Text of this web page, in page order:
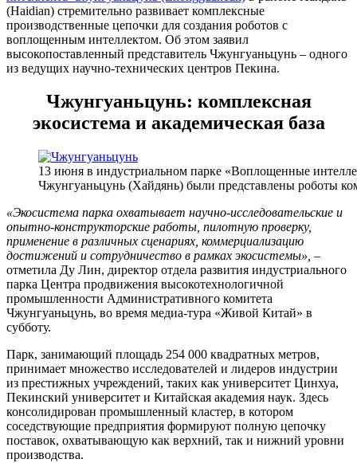
(Haidian) стремительно развивает комплексные
производственные цепочки для создания роботов с
воплощенным интеллектом. Об этом заявил
высокопоставленный представитель Чжунгуаньцунь – одного
из ведущих научно-технических центров Пекина.
Чжунгуаньцунь: комплексная
экосистема и академическая база
13 июня в индустриальном парке «Воплощенные
Чжунгуаньцунь (Хайдянь) были представлены роботы
«Экосистема парка охватывает научно-исследовательские и
опытно-конструкторские работы, пилотную проверку,
применение в различных сценариях, коммерциализацию
достижений и сотрудничество в рамках экосистемы», –
отметила Ду Лин, директор отдела развития индустриального
парка Центра продвижения высокотехнологичной
промышленности Административного комитета
Чжунгуаньцунь, во время медиа-тура «Живой Китай» в
субботу.
Парк, занимающий площадь 254 000 квадратных метров,
принимает множество исследователей и лидеров индустрии
из престижных учреждений, таких как университет Цинхуа,
Пекинский университет и Китайская академия наук. Здесь
консолидирован промышленный кластер, в котором
соседствующие предприятия формируют полную цепочку
поставок, охватывающую как верхний, так и нижний уровни
производства.